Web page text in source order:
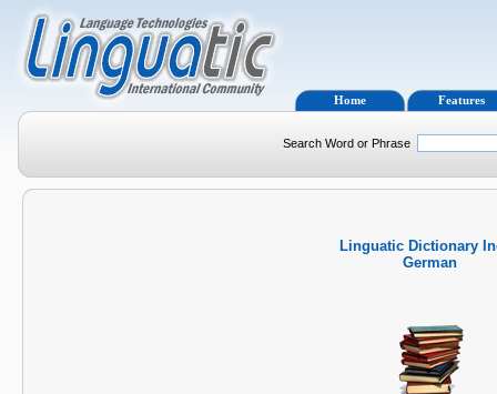
Home Features
Search Word or Phrase
Linguatic Dictionary
German